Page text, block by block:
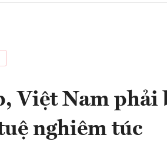
Việt Nam phải
nghiêm túc